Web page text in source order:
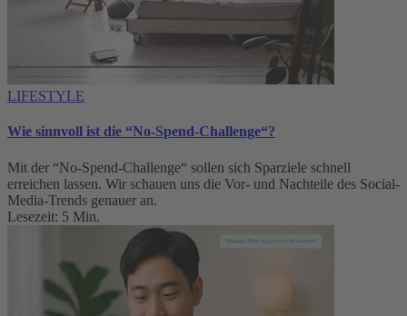
LIFESTYLE
Wie sinnvoll ist die “No-Spend-Challenge“?
Mit der “No-Spend-Challenge“ sollen sich Sparziele schnell
erreichen lassen. Wir schauen uns die Vor- und Nachteile des Social-
Media-Trends genauer an.
Lesezeit: 5 Min.